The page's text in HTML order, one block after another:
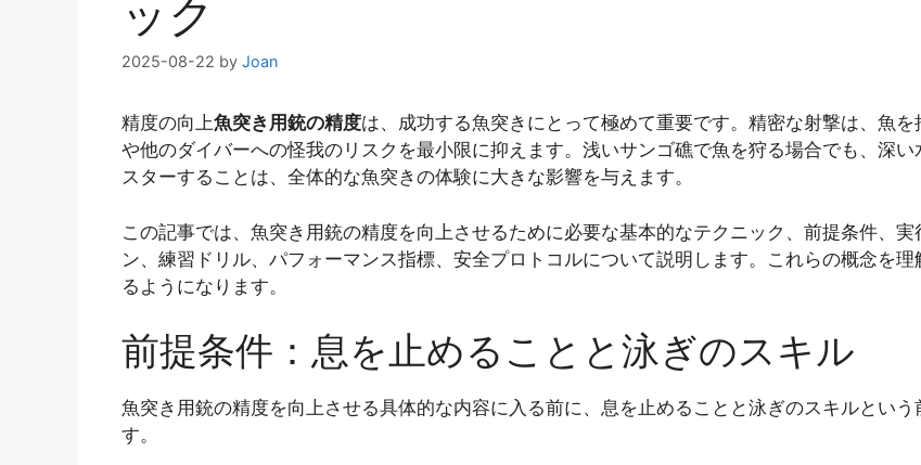
ック
2025-08-22 by Joan
精度の向上魚突き用銃の精度は、成功する魚突きにとって極めて重要です。精密な射撃は、魚
や他のダイバーへの怪我のリスクを最小限に抑えます。浅いサンゴ礁で魚を狩る場合でも、深
スターすることは、全体的な魚突きの体験に大きな影響を与えます。
この記事では、魚突き用銃の精度を向上させるために必要な基本的なテクニック、前提条件、
ン、練習ドリル、パフォーマンス指標、安全プロトコルについて説明します。これらの概念を
るようになります。
前提条件：息を止めることと泳ぎのスキル
魚突き用銃の精度を向上させる具体的な内容に入る前に、息を止めることと泳ぎのスキルとい
す。